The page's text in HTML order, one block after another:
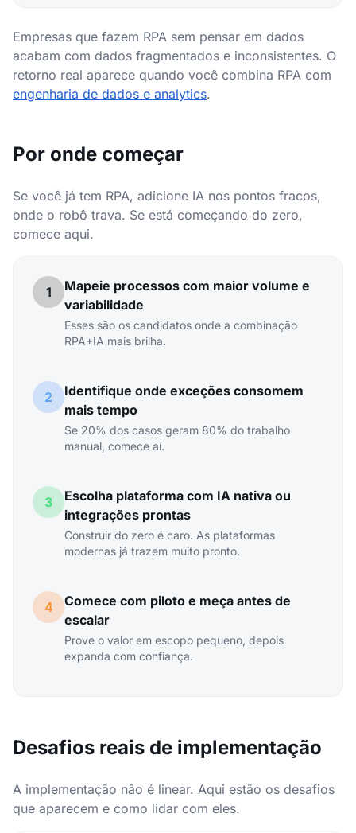
Empresas que fazem RPA sem pensar em dados
acabam com dados fragmentados e inconsistentes. O
retorno real aparece quando você combina RPA com
engenharia de dados e analytics.
Por onde começar
Se você já tem RPA, adicione IA nos pontos fracos,
onde o robô trava. Se está começando do zero,
comece aqui.
1
Mapeie processos com maior volume e
variabilidade
Esses são os candidatos onde a combinação
RPA+IA mais brilha.
2
Identifique onde exceções consomem
mais tempo
Se 20% dos casos geram 80% do trabalho
manual, comece aí.
3
Escolha plataforma com IA nativa ou
integrações prontas
Construir do zero é caro. As plataformas
modernas já trazem muito pronto.
4
Comece com piloto e meça antes de
escalar
Prove o valor em escopo pequeno, depois
expanda com confiança.
Desafios reais de implementação
A implementação não é linear. Aqui estão os desafios
que aparecem e como lidar com eles.